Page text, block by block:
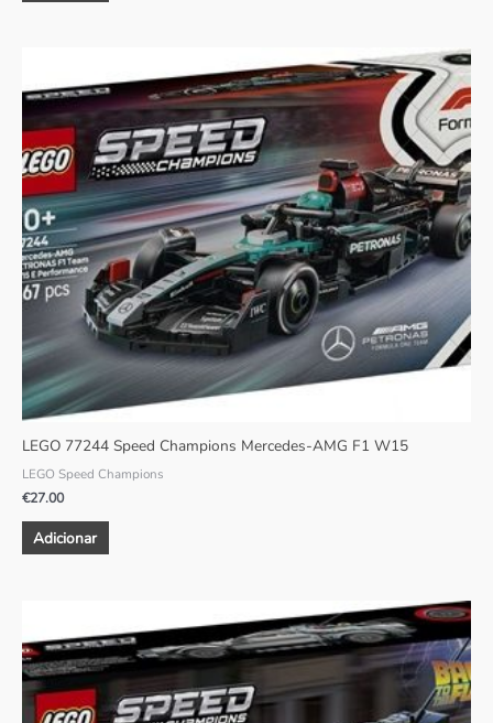
LEGO 77244 Speed Champions Mercedes-AMG F1 W15
LEGO Speed Champions
€27.00
Adicionar